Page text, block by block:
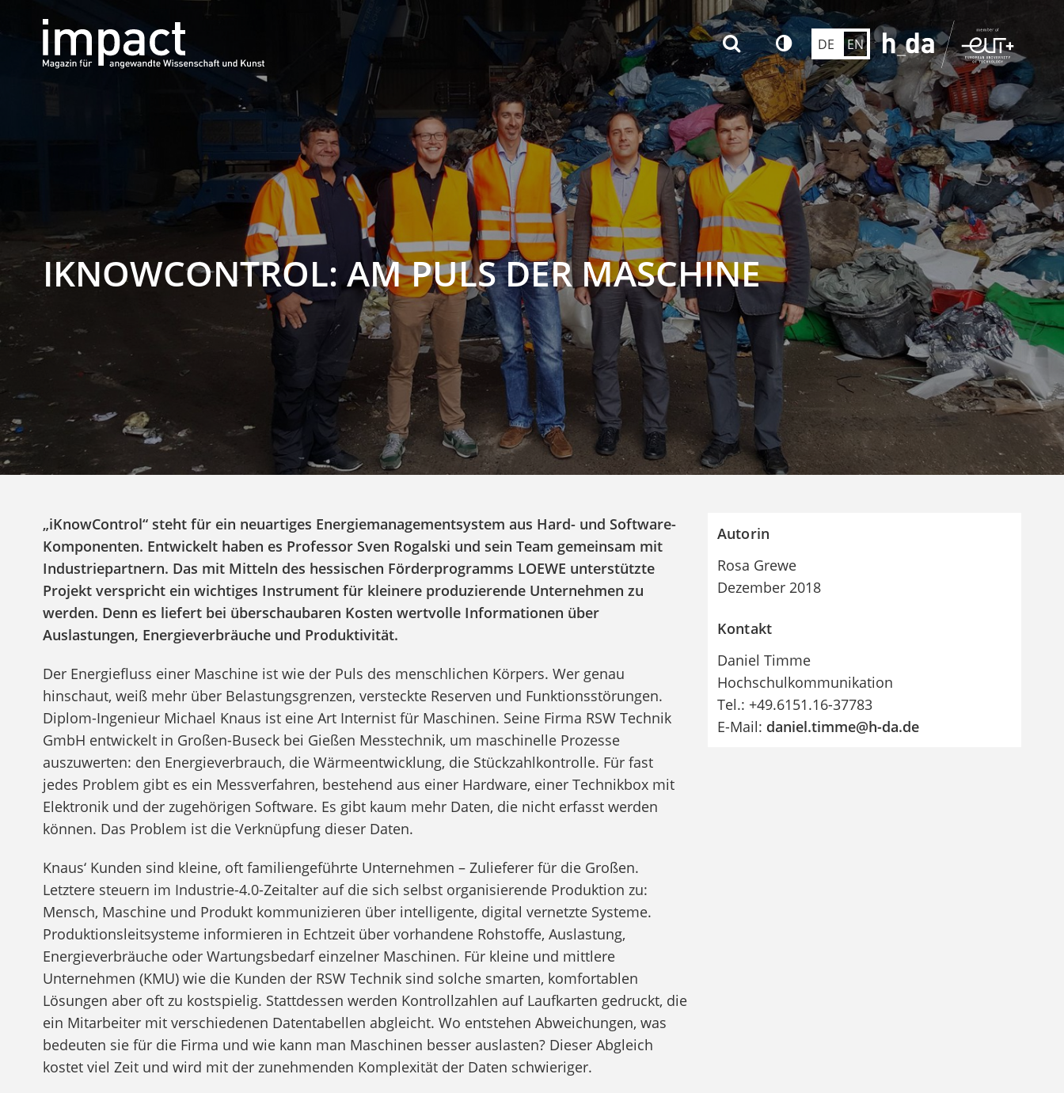
DE EN
IKNOWCONTROL: AM PULS DER MASCHINE
„iKnowControl“ steht für ein neuartiges Energiemanagementsystem aus Hard- und Software-
Komponenten. Entwickelt haben es Professor Sven Rogalski und sein Team gemeinsam mit
Industriepartnern. Das mit Mitteln des hessischen Förderprogramms LOEWE unterstützte
Projekt verspricht ein wichtiges Instrument für kleinere produzierende Unternehmen zu
werden. Denn es liefert bei überschaubaren Kosten wertvolle Informationen über
Auslastungen, Energieverbräuche und Produktivität.
Der Energiefluss einer Maschine ist wie der Puls des menschlichen Körpers. Wer genau
hinschaut, weiß mehr über Belastungsgrenzen, versteckte Reserven und Funktionsstörungen.
Diplom-Ingenieur Michael Knaus ist eine Art Internist für Maschinen. Seine Firma RSW Technik
GmbH entwickelt in Großen-Buseck bei Gießen Messtechnik, um maschinelle Prozesse
auszuwerten: den Energieverbrauch, die Wärmeentwicklung, die Stückzahlkontrolle. Für fast
jedes Problem gibt es ein Messverfahren, bestehend aus einer Hardware, einer Technikbox mit
Elektronik und der zugehörigen Software. Es gibt kaum mehr Daten, die nicht erfasst werden
können. Das Problem ist die Verknüpfung dieser Daten.
Knaus‘ Kunden sind kleine, oft familiengeführte Unternehmen – Zulieferer für die Großen.
Letztere steuern im Industrie-4.0-Zeitalter auf die sich selbst organisierende Produktion zu:
Mensch, Maschine und Produkt kommunizieren über intelligente, digital vernetzte Systeme.
Produktionsleitsysteme informieren in Echtzeit über vorhandene Rohstoffe, Auslastung,
Energieverbräuche oder Wartungsbedarf einzelner Maschinen. Für kleine und mittlere
Unternehmen (KMU) wie die Kunden der RSW Technik sind solche smarten, komfortablen
Lösungen aber oft zu kostspielig. Stattdessen werden Kontrollzahlen auf Laufkarten gedruckt, die
ein Mitarbeiter mit verschiedenen Datentabellen abgleicht. Wo entstehen Abweichungen, was
bedeuten sie für die Firma und wie kann man Maschinen besser auslasten? Dieser Abgleich
kostet viel Zeit und wird mit der zunehmenden Komplexität der Daten schwieriger.
Autorin
Rosa Grewe
Dezember 2018
Kontakt
Daniel Timme
Hochschulkommunikation
Tel.: +49.6151.16-37783
E-Mail: daniel.timme@h-da.de